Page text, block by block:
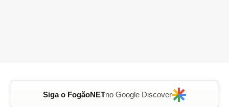
Siga o FogãoNETno Google Discover